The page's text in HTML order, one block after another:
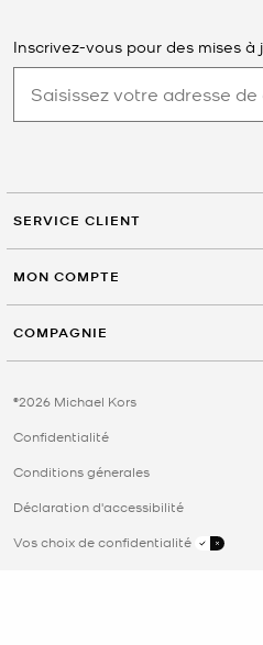
Inscrivez-vous pour des mises à
SERVICE CLIENT
MON COMPTE
COMPAGNIE
©2026 Michael Kors
Confidentialité
Conditions génerales
Déclaration d'accessibilité
Vos choix de confidentialité